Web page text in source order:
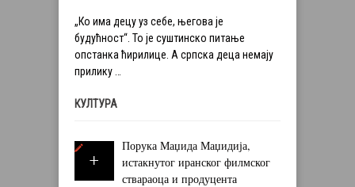
„Ко има децу уз себе, његова је
будућност“. То је суштинско питање
опстанка ћирилице. А српска деца немају
прилику …
КУЛТУРА
Порука Маџида Маџидија,
истакнутог иранског филмског
ствараоца и продуцента